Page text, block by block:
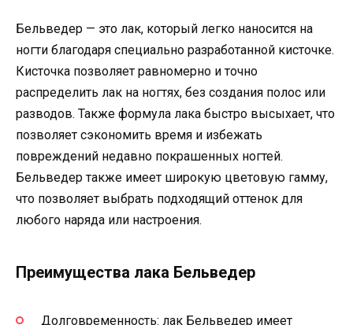
Бельведер — это лак, который легко наносится на
ногти благодаря специально разработанной кисточке.
Кисточка позволяет равномерно и точно
распределить лак на ногтях, без создания полос или
разводов. Также формула лака быстро высыхает, что
позволяет сэкономить время и избежать
повреждений недавно покрашенных ногтей.
Бельведер также имеет широкую цветовую гамму,
что позволяет выбрать подходящий оттенок для
любого наряда или настроения.
Преимущества лака Бельведер
Долговременность: лак Бельведер имеет